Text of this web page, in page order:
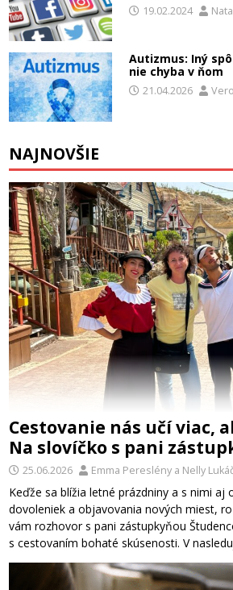
19.02.2024
Autizmus: Iný
nie chyba v ňom
21.04.2026
NAJNOVŠIE
Cestovanie nás učí viac,
Na slovíčko s pani
25.06.2026 Emma Pereslénya Nelly
Keďže sa blížia letné prázdniny a s nimi aj
dovoleniek a objavovania nových miest,
vám rozhovor s pani zástupkyňou
s cestovaním bohaté skúsenosti. V